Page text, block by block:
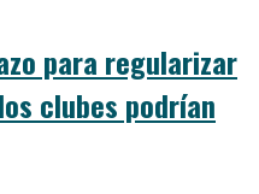
para regularizar
clubes podrían